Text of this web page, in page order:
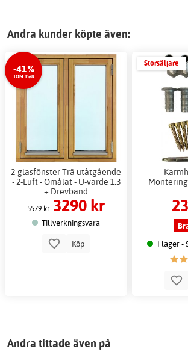
Andra kunder köpte även:
-41%
TOM 15/8
2-glasfönster Trä utåtgående
- 2-Luft - Omålat - U-värde 1.3
+ Drevband
5579 kr 3290 kr
Tillverkningsvara
Köp
Storsäljare
I lager -
Andra tittade även på